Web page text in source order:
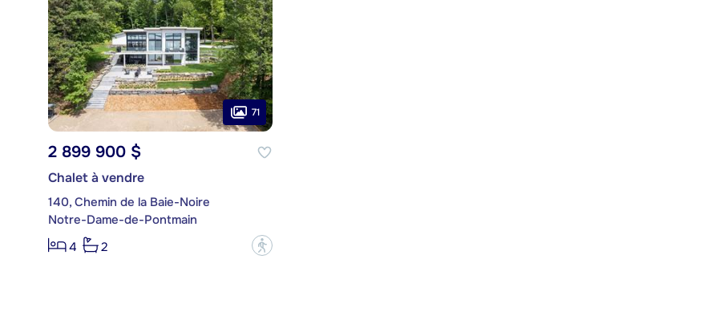
71
2 899 900 $
Chalet à vendre
140, Chemin de la Baie-Noire
Notre-Dame-de-Pontmain
4
2 ?